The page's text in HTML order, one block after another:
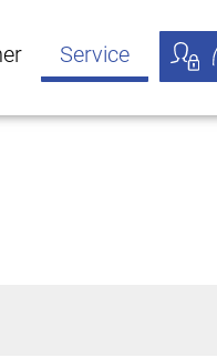
öffnen
Service